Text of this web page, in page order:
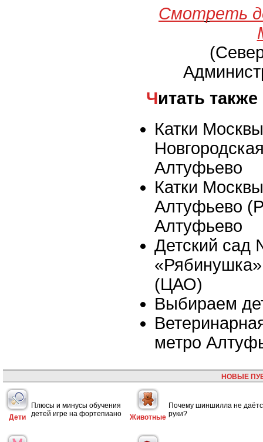
Смотреть
Читать также
Катки
Алтуфьево
Катки
Алтуфьево
Алтуфьево
Детский сад
(ЦАО)
Выбираем
метро
НОВЫЕ
Дети
Плюсы и минусы обучения
детей игре на фортепиано
Животные
Почему шиншилла не
руки?